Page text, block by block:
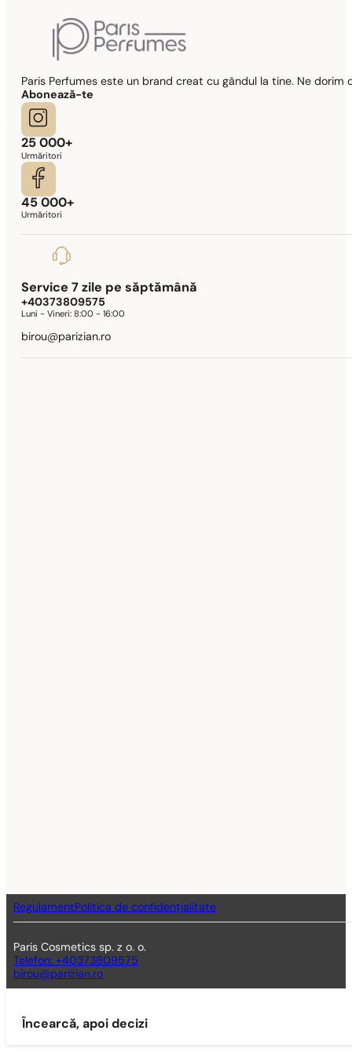
Paris Perfumes este un brand creat cu gândul la tine. Ne
Abonează-te
25 000+
Urmăritori
45 000+
Urmăritori
Service 7 zile pe săptămână
+40373809575
Luni - Vineri:8:00 - 16:00
birou@parizian.ro
RegulamentPolitica de confidențialitate
Paris Cosmetics sp. z o. o.
Telefon: +40373809575
birou@parizian.ro
Încearcă, apoi decizi